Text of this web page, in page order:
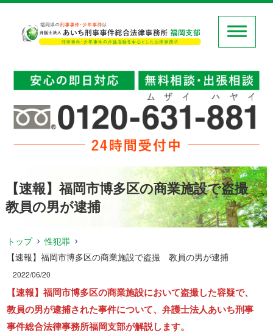
【速報】福岡市博多区の商業施設で盗撮
教員の男が逮捕
トップ
性犯罪
【速報】福岡市博多区の商業施設で盗撮 教員の男が逮捕
2022/06/20
【速報】福岡市博多区の商業施設において盗撮した容疑で、
教員の男が逮捕された事件について、弁護士法人あいち刑事
事件総合法律事務所福岡支部が解説します。